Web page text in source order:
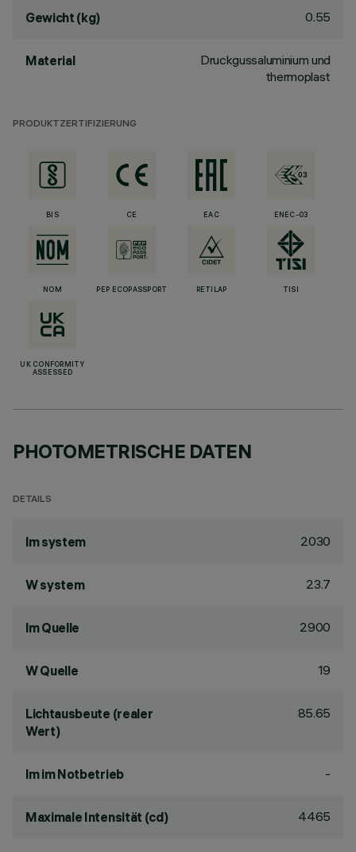
Gewicht (kg) 0.55
Material
Druckgussaluminium und
thermoplast
PRODUKTZERTIFIZIERUNG
BIS CE EAC ENEC-03
NOM PEP ECOPASSPORT RETILAP TISI
UK CONFORMITY
ASSESSED
PHOTOMETRISCHE DATEN
DETAILS
lm system 2030
W system 23.7
lm Quelle 2900
W Quelle 19
Lichtausbeute (realer
Wert)
85.65
lm im Notbetrieb -
Maximale Intensität (cd) 4465